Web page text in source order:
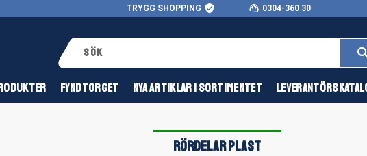
TRYGG SHOPPING verified_user support_agent 0304-360 30
FYNDTORGET NYA ARTIKLAR I SORTIMENTET
RÖRDELAR PLAST